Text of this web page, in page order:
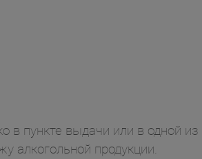
в пункте выдачи или в одной из
алкогольной продукции.